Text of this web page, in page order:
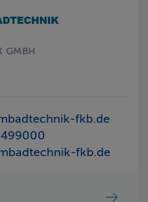
GMBH
fkb.de
fkb.de